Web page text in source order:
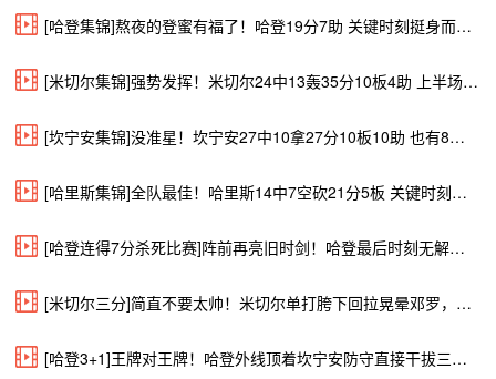
[哈登集锦]熬夜的登蜜有福了！哈登19分7助 关键时刻挺身而出连得7分取胜！
[米切尔集锦]强势发挥！米切尔24中13轰35分10板4助 上半场20分
[坎宁安集锦]没准星！坎宁安27中10拿27分10板10助 也有8失误5犯规
[哈里斯集锦]全队最佳！哈里斯14中7空砍21分5板 关键时刻屡屡挺身而出
[哈登连得7分杀死比赛]阵前再亮旧时剑！哈登最后时刻无解单打连得7分，彻底杀死比赛
[米切尔三分]简直不要太帅！米切尔单打胯下回拉晃晕邓罗，三分直接飚进
[哈登3+1]王牌对王牌！哈登外线顶着坎宁安防守直接干拔三分命中，还造加